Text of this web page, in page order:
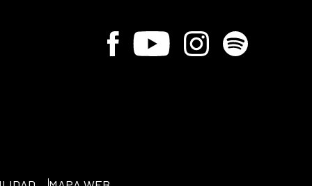
Facebook
Youtube InstagramSpotify